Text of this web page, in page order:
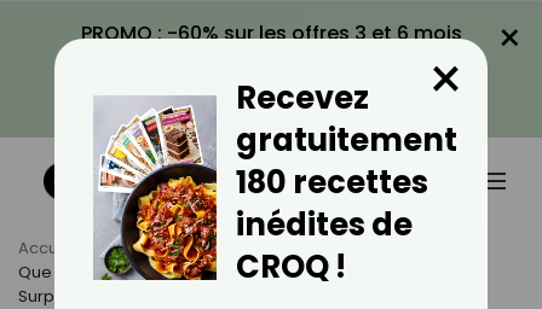
PROMO : -60% sur les offres 3 et 6 mois
VOIR LA PROMO
×
Accueil Actus
Minceur
Que Faire Pour Soulager Ses Jambes Lourdes En Cas De
Surpoids ?
Recevez
gratuitement
180 recettes
inédites de
CROQ !
×